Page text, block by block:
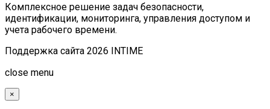
Комплексное решение задач безопасности,
идентификации, мониторинга, управления доступом и
учета рабочего времени.
Поддержка сайта 2026 INTIME
close menu
×